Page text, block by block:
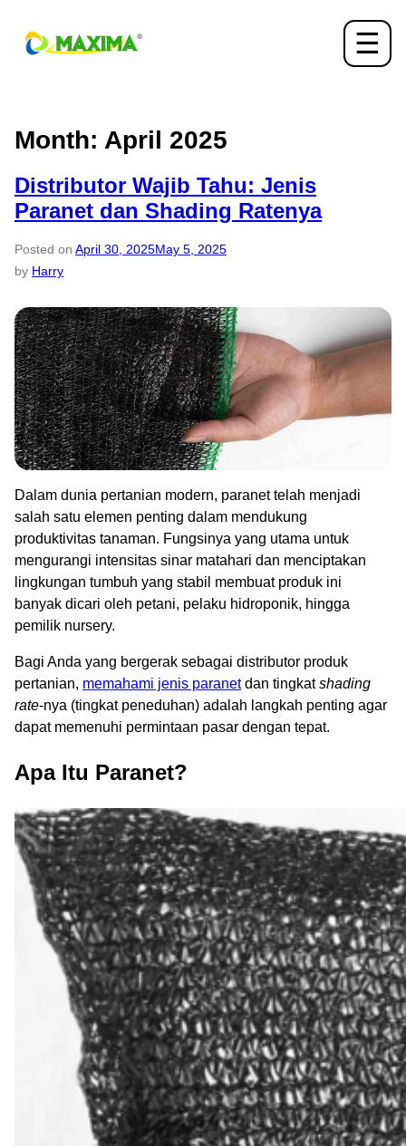
☰
Month: April 2025
Distributor Wajib Tahu: Jenis
Paranet dan Shading Ratenya
Posted on April 30, 2025May 5, 2025
by Harry
Dalam dunia pertanian modern, paranet telah menjadi
salah satu elemen penting dalam mendukung
produktivitas tanaman. Fungsinya yang utama untuk
mengurangi intensitas sinar matahari dan menciptakan
lingkungan tumbuh yang stabil membuat produk ini
banyak dicari oleh petani, pelaku hidroponik, hingga
pemilik nursery.
Bagi Anda yang bergerak sebagai distributor produk
pertanian, memahami jenis paranetdan tingkatshading
rate-nya (tingkat peneduhan) adalah langkah penting agar
dapat memenuhi permintaan pasar dengan tepat.
Apa Itu Paranet?